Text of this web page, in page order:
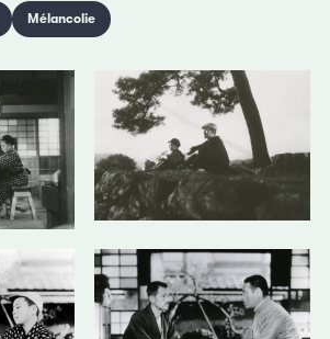
Mélancolie